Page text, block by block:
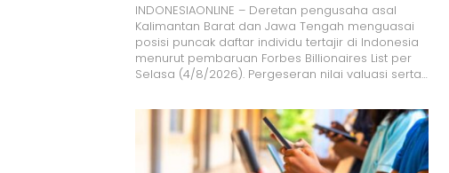
INDONESIAONLINE – Deretan pengusaha asal
Kalimantan Barat dan Jawa Tengah menguasai
posisi puncak daftar individu tertajir di Indonesia
menurut pembaruan Forbes Billionaires List per
Selasa (4/8/2026). Pergeseran nilai valuasi serta…